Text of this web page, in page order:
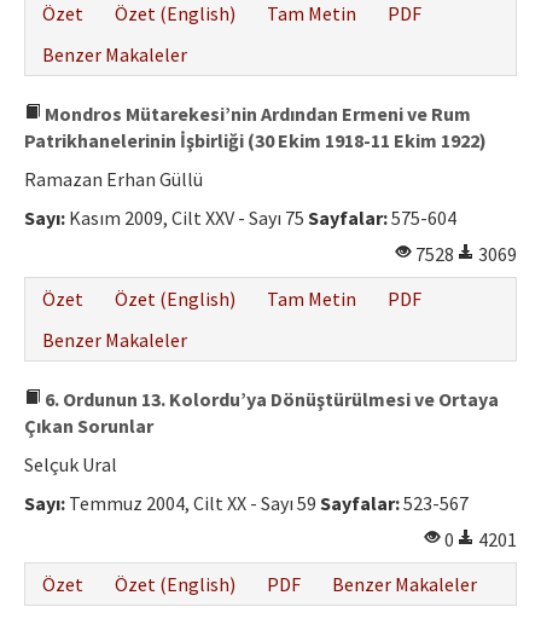
Özet
Özet (English) Tam Metin
PDF
Benzer Makaleler
Mondros Mütarekesi’nin Ardından Ermeni ve Rum
Patrikhanelerinin İşbirliği (30 Ekim 1918-11 Ekim 1922)
Ramazan Erhan Güllü
Sayı: Kasım 2009, Cilt XXV - Sayı 75 Sayfalar:575-604
7528
3069
Özet
Özet (English) Tam Metin
PDF
Benzer Makaleler
6. Ordunun 13. Kolordu’ya Dönüştürülmesi ve Ortaya
Çıkan Sorunlar
Selçuk Ural
Sayı: Temmuz 2004, Cilt XX - Sayı 59 Sayfalar:523-567
0
4201
Özet
Özet (English) PDF Benzer Makaleler